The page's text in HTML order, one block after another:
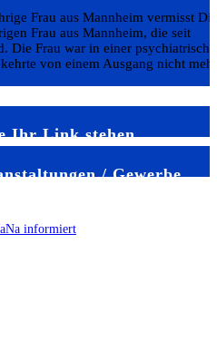
Frau aus Mannheim vermisst Die
Frau aus Mannheim, die seit
Die Frau war in einer
von einem Ausgang nicht
Ihr Link stehen
/ Gewerbe